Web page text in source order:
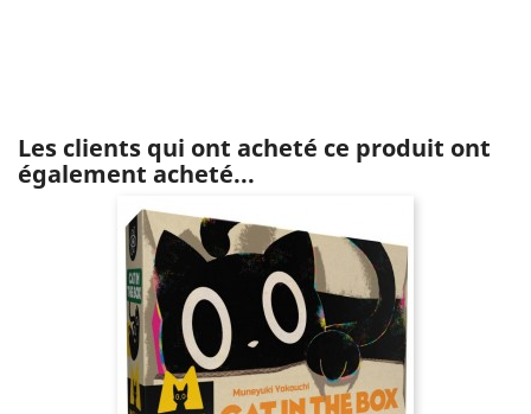
Les clients qui ont acheté ce produit ont
également acheté...